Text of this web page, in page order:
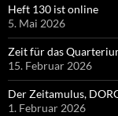
Heft 130 ist online
5. Mai 2026
Zeit für das
15. Februar 2026
Der Zeitamulus,
1. Februar 2026